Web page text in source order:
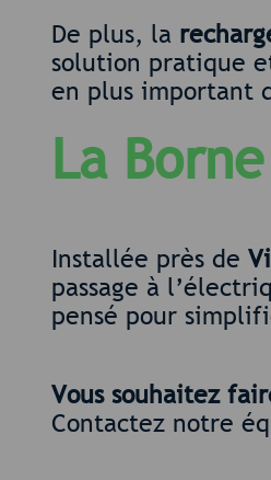
De plus, la
solution pratique
en plus important
La
Installée près de
passage à
pensé pour
Vous souhaitez
Contactez notre